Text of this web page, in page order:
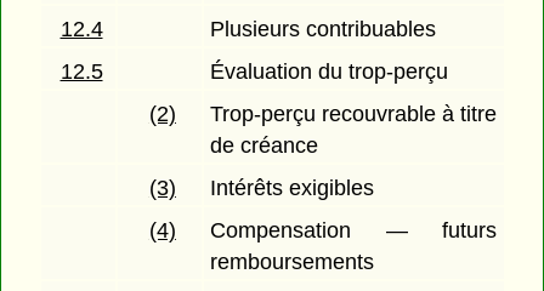
12.4
Plusieurs contribuables
12.5
Évaluation du trop-perçu
(2)
Trop-perçu recouvrable à titre
de créance
(3)
Intérêts exigibles
(4)
Compensation — futurs
remboursements